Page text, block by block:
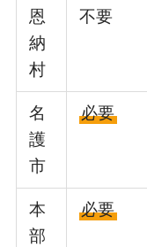
恩
納
村
不要
名
護
市
必要
本
部
必要